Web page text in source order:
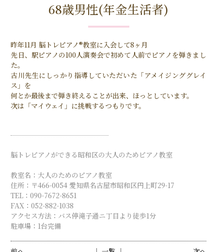
68歳男性(年金生活者)
昨年11月 脳トレピアノ®︎教室に入会して8ヶ月
先日、駅ピアノの100人演奏会で初めて人前でピアノを弾きまし
た。
古川先生にしっかり指導していただいた「アメイジンググレイ
ス」を
何とか最後まで弾き終えることが出来、ほっとしています。
次は「マイウェイ」に挑戦するつもりです。
脳トレピアノができる昭和区の大人のためピアノ教室
教室名：大人のためのピアノ教室
住所：〒466-0054 愛知県名古屋市昭和区円上町29-17
TEL：090-7672-8651
FAX：052-882-1038
アクセス方法：バス停滝子通ニ丁目より徒歩1分
駐車場：1台完備